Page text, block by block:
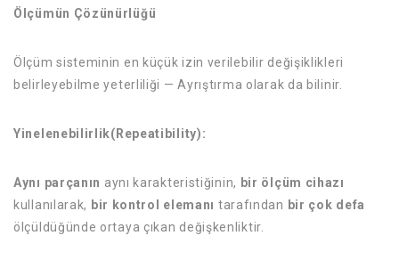
Ölçümün Çözünürlüğü
Ölçüm sisteminin en küçük izin verilebilir değişiklikleri
belirleyebilme yeterliliği — Ayrıştırma olarak da bilinir.
Yinelenebilirlik(Repeatibility):
Aynı parçanın aynı karakteristiğinin, bir ölçüm cihazı
kullanılarak, bir kontrol elemanı tarafından bir çok defa
ölçüldüğünde ortaya çıkan değişkenliktir.